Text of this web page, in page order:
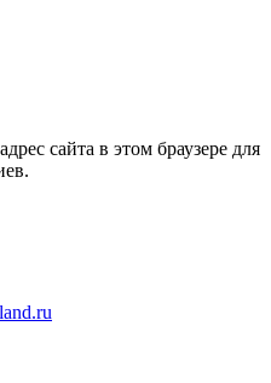
сайта в этом браузере для